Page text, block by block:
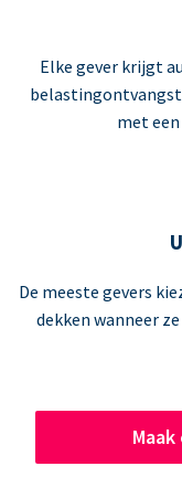
Elke gever krijgt
met
De meeste gevers
dekken wanneer